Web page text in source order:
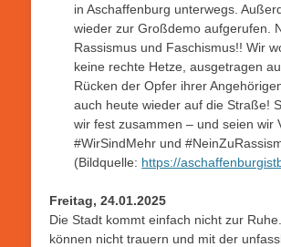
in Aschaffenburg unterwegs.
wieder zur Großdemo aufgerufen.
Rassismus und Faschismus!! Wir
keine rechte Hetze, ausgetragen
Rücken der Opfer ihrer
auch heute wieder auf die Straße!
wir fest zusammen – und seien wir
#WirSindMehr und
(Bildquelle: https://
Freitag, 24.01.2025
Die Stadt kommt einfach nicht zur
können nicht trauern und mit der